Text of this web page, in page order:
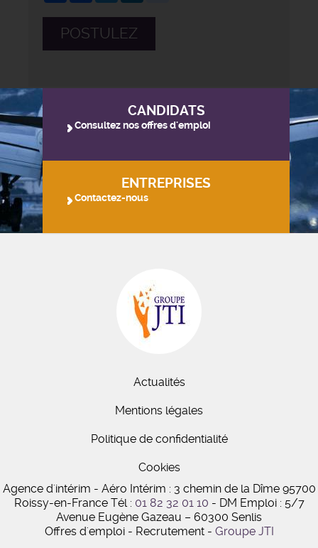
POSTULEZ
CANDIDATS
Consultez nos offres d'emploi
ENTREPRISES
Contactez-nous
Actualités
Mentions légales
Politique de confidentialité
Cookies
Agence d'intérim - Aéro Intérim : 3 chemin de la Dîme 95700
Roissy-en-France Tél : 01 82 32 01 10 - DM Emploi : 5/7
Avenue Eugène Gazeau – 60300 Senlis
Offres d'emploi - Recrutement - Groupe JTI